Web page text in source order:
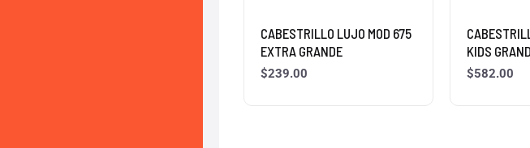
CABESTRILLO LUJO MOD 675
EXTRA GRANDE
$239.00
KIDS
$582.00